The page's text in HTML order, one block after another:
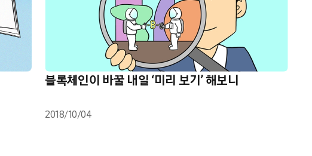
블록체인이 바꿀 내일 ‘미리 보기’ 해보니
2018/10/04